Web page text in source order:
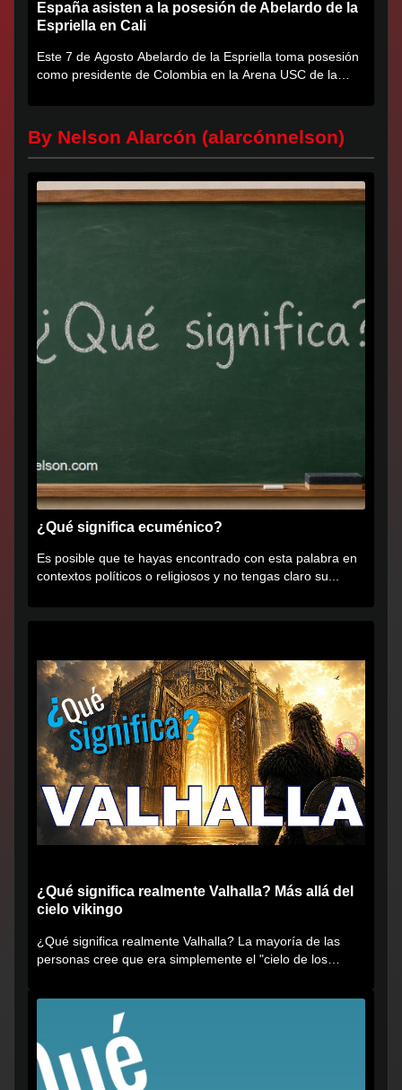
España asisten a la posesión de Abelardo de la
Espriella en Cali
Este 7 de Agosto Abelardo de la Espriella toma posesión
como presidente de Colombia en la Arena USC de la
By Nelson Alarcón (alarcónnelson)
¿Qué significa ecuménico?
Es posible que te hayas encontrado con esta palabra en
contextos políticos o religiosos y no tengas claro su...
¿Qué significa realmente Valhalla? Más allá del
cielo vikingo
¿Qué significa realmente Valhalla? La mayoría de las
personas cree que era simplemente el "cielo de los